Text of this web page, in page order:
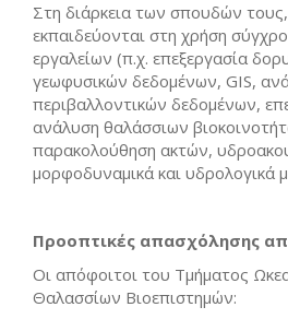
Στη διάρκεια των σπουδών τους,
εκπαιδεύονται στη χρήση
εργαλείων (π.χ. επεξεργασία
γεωφυσικών δεδομένων, GIS,
περιβαλλοντικών δεδομένων,
ανάλυση θαλάσσιων
παρακολούθηση ακτών,
μορφοδυναμικά και υδρολογικά
Προοπτικές απασχόλησης
Οι απόφοιτοι του Τμήματος
Θαλασσίων Βιοεπιστημών: